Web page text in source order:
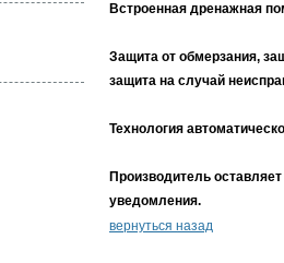
Встроенная дренажная
Защита от обмерзания,
защита на случай
Технология
Производитель
уведомления.
вернуться назад